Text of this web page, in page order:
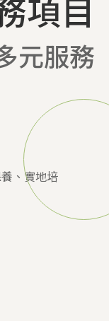
項目
元服務
、實地培